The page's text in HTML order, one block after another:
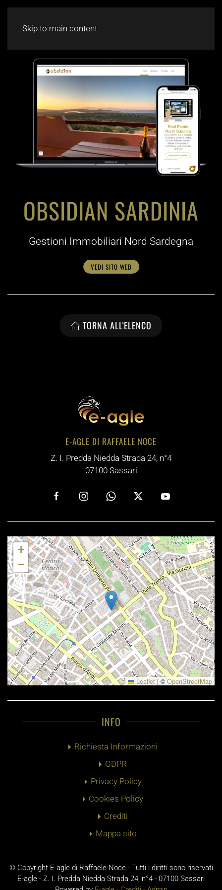
Skip to main content
OBSIDIAN SARDINIA
Gestioni Immobiliari Nord Sardegna
VEDI SITO WEB
TORNA ALL'ELENCO
E-AGLE DI RAFFAELE NOCE
Z. I. Predda Niedda Strada 24, n°4
07100 Sassari
+
−
Leaflet |©OpenStreetMap
INFO
Richiesta Informazioni
GDPR
Privacy Policy
Cookies Policy
Crediti
Mappa sito
© Copyright E-agle di Raffaele Noce - Tutti i diritti sono riservati
E-agle - Z. I. Predda Niedda Strada 24, n°4 - 07100 Sassari